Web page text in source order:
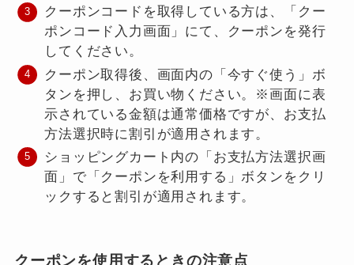
クーポンコードを取得している方は、「クー
ポンコード入力画面」にて、クーポンを発行
してください。
クーポン取得後、画面内の「今すぐ使う」ボ
タンを押し、お買い物ください。※画面に表
示されている金額は通常価格ですが、お支払
方法選択時に割引が適用されます。
ショッピングカート内の「お支払方法選択画
面」で「クーポンを利用する」ボタンをクリ
ックすると割引が適用されます。
クーポンを使用するときの注意点